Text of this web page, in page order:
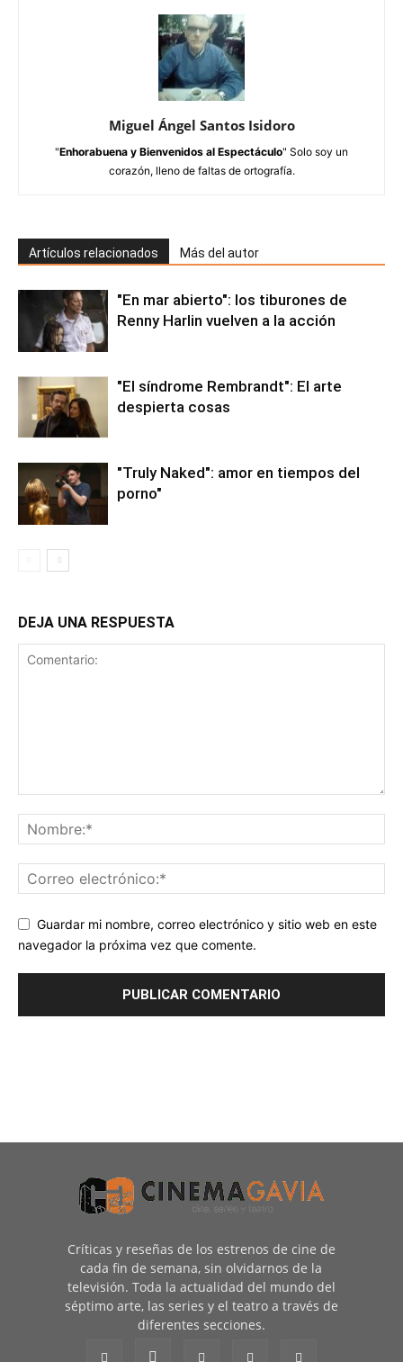
Miguel Ángel Santos Isidoro
"Enhorabuena y Bienvenidos al Espectáculo" Solo soy un
corazón, lleno de faltas de ortografía.
Artículos relacionados Más del autor
"En mar abierto": los tiburones de
Renny Harlin vuelven a la acción
"El síndrome Rembrandt": El arte
despierta cosas
"Truly Naked": amor en tiempos del
porno"
DEJA UNA RESPUESTA
Guardar mi nombre, correo electrónico y sitio web en este
navegador la próxima vez que comente.
Críticas y reseñas de los estrenos de cine de
cada fin de semana, sin olvidarnos de la
televisión. Toda la actualidad del mundo del
séptimo arte, las series y el teatro a través de
diferentes secciones.